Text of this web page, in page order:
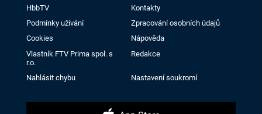
HbbTV
Kontakty
Podmínky užívání
Zpracování osobních údajů
Cookies
Nápověda
Vlastník FTV Prima spol. s
r.o.
Redakce
Nahlásit chybu Nastavení soukromí